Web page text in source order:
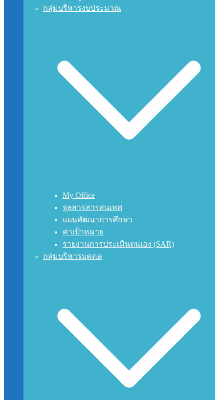
กลุ่มบริหารงบประมาณ
My Office
จุลสารสารสนเทศ
แผนพัฒนาการศึกษา
ค่าเป้าหมาย
รายงานการประเมินตนเอง (SAR)
กลุ่มบริหารบุคคล